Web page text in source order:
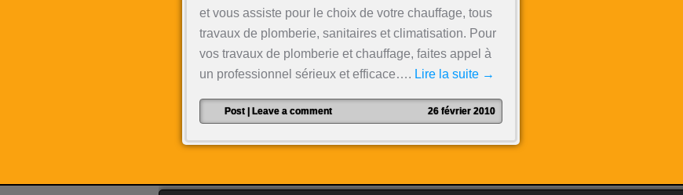
et vous assiste pour le choix de votre chauffage, tous
travaux de plomberie, sanitaires et climatisation. Pour
vos travaux de plomberie et chauffage, faites appel à
un professionnel sérieux et efficace…. Lire la suite →
Post Leave a comment 26 février 2010